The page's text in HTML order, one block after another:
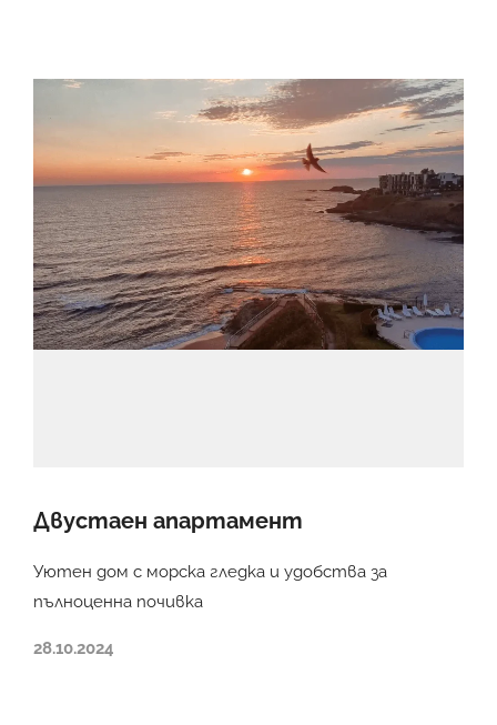
Двустаен апартамент
Уютен дом с морска гледка и удобства за
пълноценна почивка
28.10.2024